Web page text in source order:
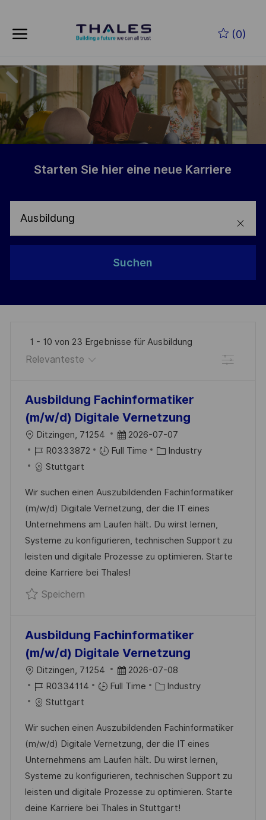
(0)
--
Starten Sie hier eine neue Karriere
Text
Suchen
1 - 10 von 23 Ergebnisse für Ausbildung
Filter
results
updated
result
found
Ausbildung Fachinformatiker
(m/w/d) Digitale Vernetzung
O Ditzingen, 71254
D
A
M
D
E
R
V
E
F
E
N
T
C
H
G
2026-07-07
J
O
-
I
D
R0333872 Full Time
K
E
G
O
R
Industry
Stuttgart
Wir suchen einen Auszubildenden Fachinformatiker
(m/w/d) Digitale Vernetzung, der die IT eines
Unternehmens am Laufen hält. Du wirst lernen,
Systeme zu konfigurieren, technischen Support zu
leisten und digitale Prozesse zu optimieren. Starte
deine Karriere bei Thales!
SpeichernSpeichern Ausbildung Fachinformatiker
Ausbildung Fachinformatiker
(m/w/d) Digitale Vernetzung
O Ditzingen, 71254
D
A
M
D
E
R
V
E
2026-07-08
J
O
-
I
D
R0334114 Full Time
K
E
G
O
R
E
Industry
Stuttgart
Wir suchen einen Auszubildenden Fachinformatiker
(m/w/d) Digitale Vernetzung, der die IT eines
Unternehmens am Laufen hält. Du wirst lernen,
Systeme zu konfigurieren, technischen Support zu
leisten und digitale Prozesse zu optimieren. Starte
deine Karriere bei Thales in Stuttgart!